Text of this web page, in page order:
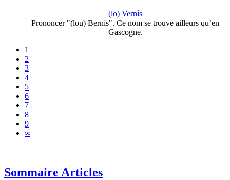
(lo) Vernís
Prononcer "(lou) Bernís". Ce nom se trouve ailleurs qu’en
Gascogne.
1
2
3
4
5
6
7
8
9
∞
Sommaire Articles